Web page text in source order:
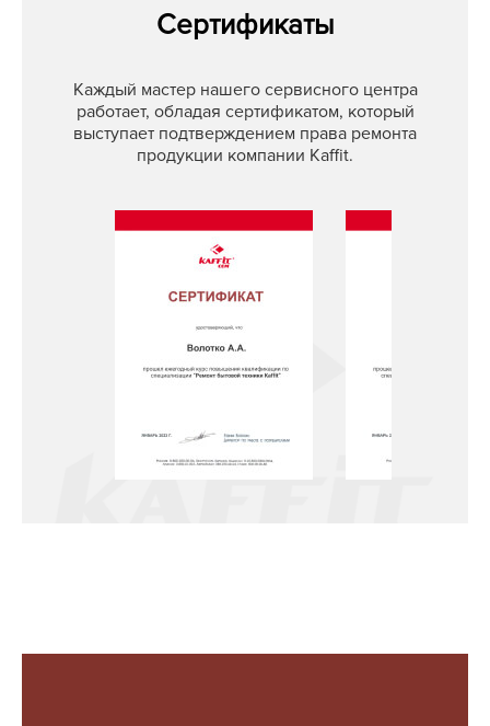
Сертификаты
Каждый мастер нашего сервисного центра
работает, обладая сертификатом, который
выступает подтверждением права ремонта
продукции компании Kaffit.